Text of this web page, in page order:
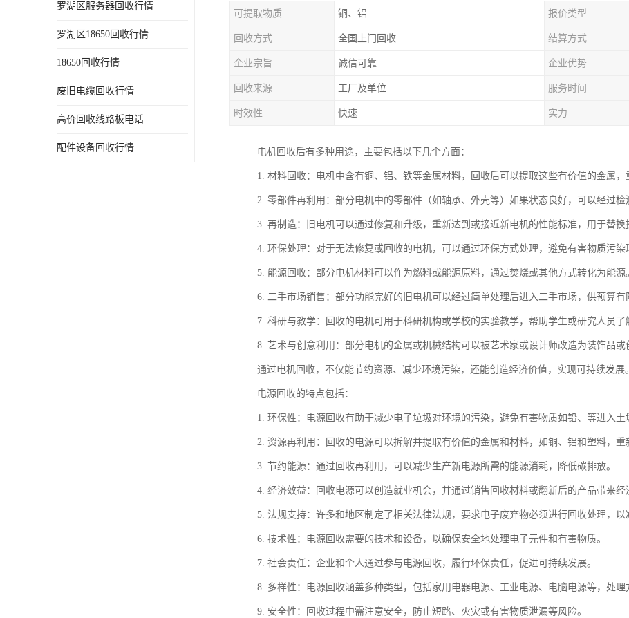
罗湖区服务器回收行情
罗湖区18650回收行情
18650回收行情
废旧电缆回收行情
高价回收线路板电话
配件设备回收行情
可提取物质 铜、铝 报价类型
回收方式 全国上门回收 结算方式
企业宗旨 诚信可靠 企业优势
回收来源 工厂及单位 服务时间
时效性 快速 实力
电机回收后有多种用途，主要包括以下几个方面：
1. 材料回收：电机中含有铜、铝、铁等金属材料，回收后可以提取这些有价值的金属，
2. 零部件再利用：部分电机中的零部件（如轴承、外壳等）如果状态良好，可以经过检
3. 再制造：旧电机可以通过修复和升级，重新达到或接近新电机的性能标准，用于替换
4. 环保处理：对于无法修复或回收的电机，可以通过环保方式处理，避免有害物质污染
5. 能源回收：部分电机材料可以作为燃料或能源原料，通过焚烧或其他方式转化为能源
6. 二手市场销售：部分功能完好的旧电机可以经过简单处理后进入二手市场，供预算有
7. 科研与教学：回收的电机可用于科研机构或学校的实验教学，帮助学生或研究人员了
8. 艺术与创意利用：部分电机的金属或机械结构可以被艺术家或设计师改造为装饰品或
通过电机回收，不仅能节约资源、减少环境污染，还能创造经济价值，实现可持续发展。
电源回收的特点包括：
1. 环保性：电源回收有助于减少电子垃圾对环境的污染，避免有害物质如铅、等进入土
2. 资源再利用：回收的电源可以拆解并提取有价值的金属和材料，如铜、铝和塑料，重
3. 节约能源：通过回收再利用，可以减少生产新电源所需的能源消耗，降低碳排放。
4. 经济效益：回收电源可以创造就业机会，并通过销售回收材料或翻新后的产品带来经
5. 法规支持：许多和地区制定了相关法律法规，要求电子废弃物必须进行回收处理，以
6. 技术性：电源回收需要的技术和设备，以确保安全地处理电子元件和有害物质。
7. 社会责任：企业和个人通过参与电源回收，履行环保责任，促进可持续发展。
8. 多样性：电源回收涵盖多种类型，包括家用电器电源、工业电源、电脑电源等，处理
9. 安全性：回收过程中需注意安全，防止短路、火灾或有害物质泄漏等风险。